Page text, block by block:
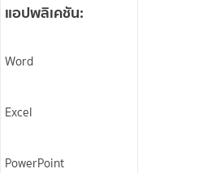
แอปพลิเคชัน:
Word
Excel
PowerPoint